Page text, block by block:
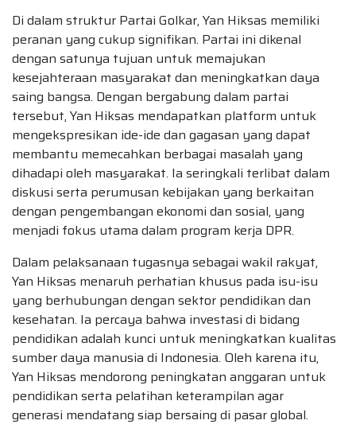
Di dalam struktur Partai Golkar, Yan Hiksas memiliki
peranan yang cukup signifikan. Partai ini dikenal
dengan satunya tujuan untuk memajukan
kesejahteraan masyarakat dan meningkatkan daya
saing bangsa. Dengan bergabung dalam partai
tersebut, Yan Hiksas mendapatkan platform untuk
mengekspresikan ide-ide dan gagasan yang dapat
membantu memecahkan berbagai masalah yang
dihadapi oleh masyarakat. Ia seringkali terlibat dalam
diskusi serta perumusan kebijakan yang berkaitan
dengan pengembangan ekonomi dan sosial, yang
menjadi fokus utama dalam program kerja DPR.
Dalam pelaksanaan tugasnya sebagai wakil rakyat,
Yan Hiksas menaruh perhatian khusus pada isu-isu
yang berhubungan dengan sektor pendidikan dan
kesehatan. Ia percaya bahwa investasi di bidang
pendidikan adalah kunci untuk meningkatkan kualitas
sumber daya manusia di Indonesia. Oleh karena itu,
Yan Hiksas mendorong peningkatan anggaran untuk
pendidikan serta pelatihan keterampilan agar
generasi mendatang siap bersaing di pasar global.